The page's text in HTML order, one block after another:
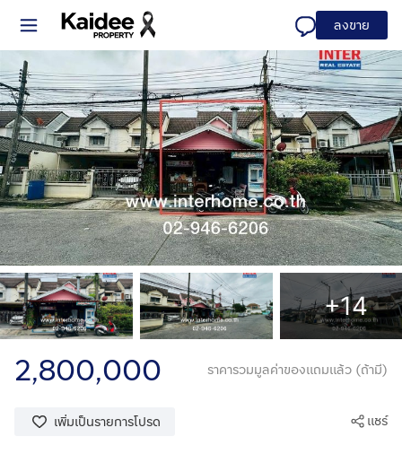
ลงขาย
+14
2,800,000 ราคารวมมูลค่าของแถมแล้ว (ถ้ามี)
เพิ่มเป็นรายการโปรด แชร์